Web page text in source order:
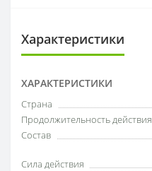
Характеристики
ХАРАКТЕРИСТИКИ
Страна
Продолжительность действия
Состав
Сила действия